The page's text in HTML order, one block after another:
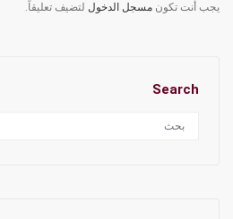
يجب أنت تكون مسجل الدخول لتضيف تعليقاً.
Search